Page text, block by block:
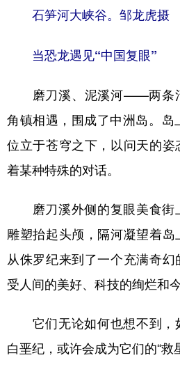
石笋河大峡谷。邹龙虎摄
当恐龙遇见“中国复眼”
磨刀溪、泥溪河——两条
角镇相遇，围成了中洲岛。
位立于苍穹之下，以问天的
着某种特殊的对话。
磨刀溪外侧的复眼美食街
雕塑抬起头颅，隔河凝望着
从侏罗纪来到了一个充满奇
受人间的美好、科技的绚烂和
它们无论如何也想不到，
白垩纪，或许会成为它们的“救星